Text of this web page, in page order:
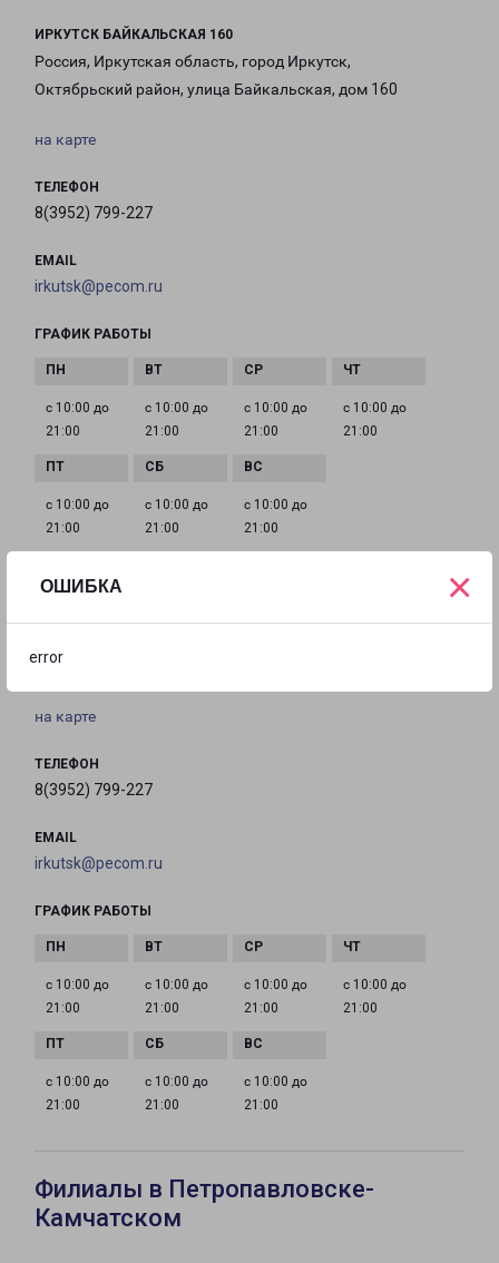
ОШИБКА
error
×
ИРКУТСК БАЙКАЛЬСКАЯ 160
Россия, Иркутская область, город Иркутск,
Октябрьский район, улица Байкальская, дом 160
на карте
ТЕЛЕФОН
8(3952) 799-227
EMAIL
irkutsk@pecom.ru
ГРАФИК РАБОТЫ
с 10:00 до
21:00
с 10:00 до
21:00
с 10:00 до
21:00
с 10:00 до
21:00
с 10:00 до
21:00
с 10:00 до
21:00
с 10:00 до
21:00
Октябрьский район, улица Волжская, дом 51Б
на карте
ТЕЛЕФОН
8(3952) 799-227
EMAIL
irkutsk@pecom.ru
ГРАФИК РАБОТЫ
с 10:00 до
21:00
с 10:00 до
21:00
с 10:00 до
21:00
с 10:00 до
21:00
с 10:00 до
21:00
с 10:00 до
21:00
с 10:00 до
21:00
Филиалы в Петропавловске-
Камчатском